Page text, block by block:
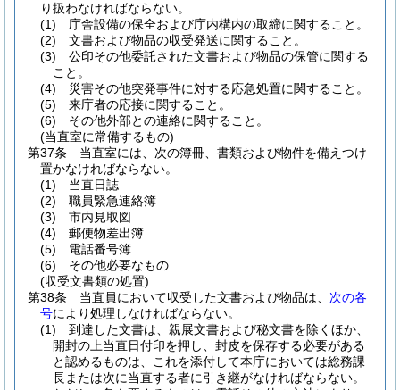
り扱わなければならない。
(1)
庁舎設備の保全および庁内構内の取締に関すること。
(2)
文書および物品の収受発送に関すること。
(3)
公印その他委託された文書および物品の保管に関する
こと。
(4)
災害その他突発事件に対する応急処置に関すること。
(5)
来庁者の応接に関すること。
(6)
その他外部との連絡に関すること。
(当直室に常備するもの)
第37条
当直室には、次の簿冊、書類および物件を備えつけ
置かなければならない。
(1)
当直日誌
(2)
職員緊急連絡簿
(3)
市内見取図
(4)
郵便物差出簿
(5)
電話番号簿
(6)
その他必要なもの
(収受文書類の処置)
第38条
当直員において収受した文書および物品は、 次の各
号により処理しなければならない。
(1)
到達した文書は、親展文書および秘文書を除くほか、
開封の上当直日付印を押し、封皮を保存する必要がある
と認めるものは、これを添付して本庁においては総務課
長または次に当直する者に引き継がなければならない。